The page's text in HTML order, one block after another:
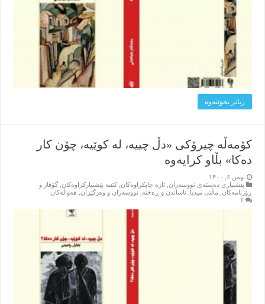
زیاتر بخوێنه‌وه‌
کۆمەڵە چیرۆکی «دڵ چییە، لە کوێیە، چۆن کار
دەکا» بڵاو کرایەوە
بهمن ۶, ۱۴۰۰
پێشنیاری ده‌سته‌ی نووسه‌ران ,تازه‌ چاپکراوه‌کان ,کتێبه‌ پێشنیارکراوه‌کان ,گۆڤار و
ڕۆژنامه‌کان
ماڵتی میدیا ناساندن و ڕه‌خنه‌ نووسه‌ران و وه‌رگێڕان
هه‌واڵه‌کان
1